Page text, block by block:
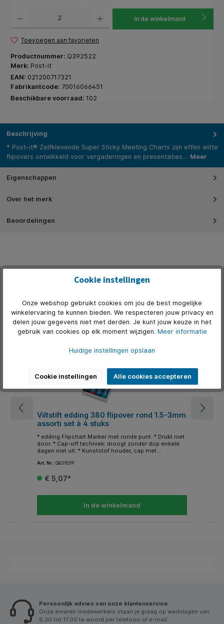
In de winkelmand
Toevoegen aan favorieten
Productnummer: Q392522
Merk: Post-it
EAN: 021200717321
Fabrikantcode: 70016066451
Beschikbare voorraad: 102
Beschrijving
* Post-it® Zelfklevende Super Sticky Meeting Charts zijn effen witte
flipovers ontwikkeld voor vergaderingen en presentaties… Meer
Eigenschappen
Over het merk
Beoordelingen
Viltstift edding 380 flipover rond 1.5-3mm
assorti set à 4 stuks
* edding Flipchart Marker met ronde punt. * Drukt niet
door. * Cap-off techniek: droogt zonder dop enkele
dagen niet uit. * Kunststof houder, cap met
off inkt kan tijdelijk open worden bewaard zonder uit
1,5-3mm. * Gevarenaanduiding ; * H373 "Kan schade
etiket ter beschikking houden. * P102 "Buiten het
bereik van kinderen houden. * P260
Art. Nr.: Q631039
€ 5,07*
In de winkelmand
Persoonlijk advies van onze klantenservice
Onze ervaren medewerkers staan je graag op werkdagen van
8.30 tot 17.00 te woord per telefoon of e-mail.
Cookie instellingen
Onze webshop gebruikt cookies om jou de best mogelijke
winkelervaring te kunnen bieden. We respecteren jouw privacy en
delen jouw gegevens niet met derden. Je kunt jouw keuze in het
gebruik van cookies op elk moment wijzigen. Meer informatie
Huidige instellingen opslaan
Cookie instellingen Alle cookies accepteren